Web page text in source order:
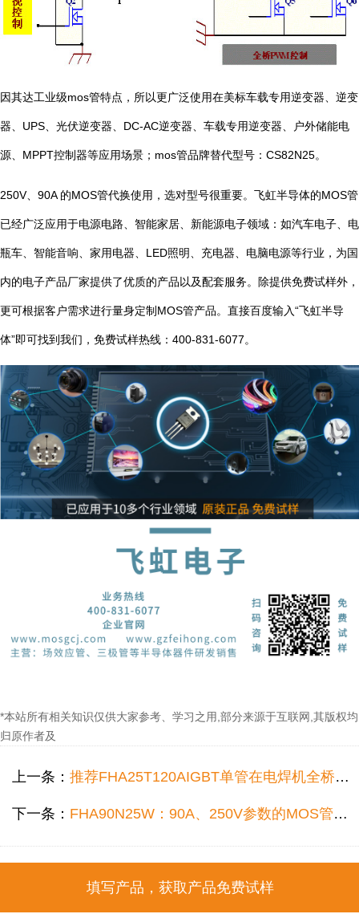
因其达工业级mos管特点，所以更广泛使用在美标车载专用逆变器、逆变
器、UPS、光伏逆变器、DC-AC逆变器、车载专用逆变器、户外储能电
源、MPPT控制器等应用场景；mos管品牌替代型号：CS82N25。
250V、90A 的MOS管代换使用，选对型号很重要。飞虹半导体的MOS管
已经广泛应用于电源电路、智能家居、新能源电子领域：如汽车电子、电
瓶车、智能音响、家用电器、LED照明、充电器、电脑电源等行业，为国
内的电子产品厂家提供了优质的产品以及配套服务。除提供免费试样外，
更可根据客户需求进行量身定制MOS管产品。直接百度输入“飞虹半导
体”即可找到我们，免费试样热线：400-831-6077。
*本站所有相关知识仅供大家参考、学习之用,部分来源于互联网,其版权均
归原作者及
上一条： 推荐FHA25T120AIGBT单管在电焊机全桥拓扑结构中代换NGTB25N120FL2WG型号参数使用！
下一条： FHA90N25W：90A、250V参数的MOS管更适合110V户外储能电源使用！
填写产品，获取产品免费试样